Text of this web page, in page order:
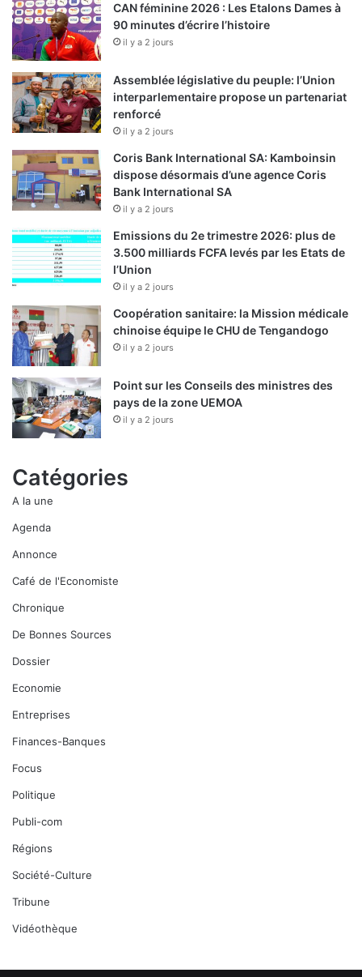
CAN féminine 2026 : Les Etalons Dames à
90 minutes d’écrire l’histoire
il y a 2 jours
Assemblée législative du peuple: l’Union
interparlementaire propose un partenariat
renforcé
il y a 2 jours
Coris Bank International SA: Kamboinsin
dispose désormais d’une agence Coris
Bank International SA
il y a 2 jours
Emissions du 2e trimestre 2026: plus de
3.500 milliards FCFA levés par les Etats de
l’Union
il y a 2 jours
Coopération sanitaire: la Mission médicale
chinoise équipe le CHU de Tengandogo
il y a 2 jours
Point sur les Conseils des ministres des
pays de la zone UEMOA
il y a 2 jours
Catégories
A la une
Agenda
Annonce
Café de l'Economiste
Chronique
De Bonnes Sources
Dossier
Economie
Entreprises
Finances-Banques
Focus
Politique
Publi-com
Régions
Société-Culture
Tribune
Vidéothèque